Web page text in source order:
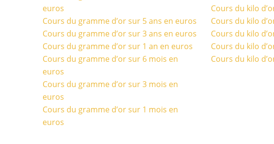
euros
Cours du gramme d’or sur 5 ans en euros
Cours du gramme d’or sur 3 ans en euros
Cours du gramme d’or sur 1 an en euros
Cours du gramme d’or sur 6 mois en
euros
Cours du gramme d’or sur 3 mois en
euros
Cours du gramme d’or sur 1 mois en
euros
Cours du kilo
Cours du kilo
Cours du kilo
Cours du kilo
Cours du kilo